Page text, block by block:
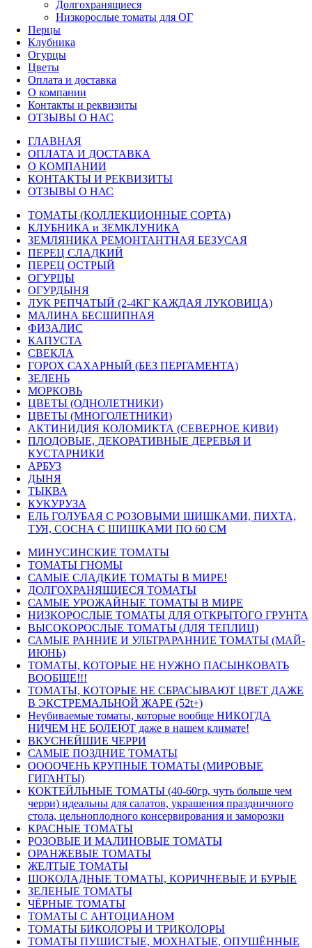
Долгохранящиеся
Низкорослые томаты для ОГ
Перцы
Клубника
Огурцы
Цветы
Оплата и доставка
О компании
Контакты и реквизиты
ОТЗЫВЫ О НАС
ГЛАВНАЯ
ОПЛАТА И ДОСТАВКА
О КОМПАНИИ
КОНТАКТЫ И РЕКВИЗИТЫ
ОТЗЫВЫ О НАС
ТОМАТЫ (КОЛЛЕКЦИОННЫЕ СОРТА)
КЛУБНИКА и ЗЕМКЛУНИКА
ЗЕМЛЯНИКА РЕМОНТАНТНАЯ БЕЗУСАЯ
ПЕРЕЦ СЛАДКИЙ
ПЕРЕЦ ОСТРЫЙ
ОГУРЦЫ
ОГУРДЫНЯ
ЛУК РЕПЧАТЫЙ (2-4КГ КАЖДАЯ ЛУКОВИЦА)
МАЛИНА БЕСШИПНАЯ
ФИЗАЛИС
КАПУСТА
СВЕКЛА
ГОРОХ САХАРНЫЙ (БЕЗ ПЕРГАМЕНТА)
ЗЕЛЕНЬ
МОРКОВЬ
ЦВЕТЫ (ОДНОЛЕТНИКИ)
ЦВЕТЫ (МНОГОЛЕТНИКИ)
АКТИНИДИЯ КОЛОМИКТА (СЕВЕРНОЕ КИВИ)
ПЛОДОВЫЕ, ДЕКОРАТИВНЫЕ ДЕРЕВЬЯ И
КУСТАРНИКИ
АРБУЗ
ДЫНЯ
ТЫКВА
КУКУРУЗА
ЕЛЬ ГОЛУБАЯ С РОЗОВЫМИ ШИШКАМИ, ПИХТА,
ТУЯ, СОСНА С ШИШКАМИ ПО 60 СМ
МИНУСИНСКИЕ ТОМАТЫ
ТОМАТЫ ГНОМЫ
САМЫЕ СЛАДКИЕ ТОМАТЫ В МИРЕ!
ДОЛГОХРАНЯЩИЕСЯ ТОМАТЫ
САМЫЕ УРОЖАЙНЫЕ ТОМАТЫ В МИРЕ
НИЗКОРОСЛЫЕ ТОМАТЫ ДЛЯ ОТКРЫТОГО ГРУНТА
ВЫСОКОРОСЛЫЕ ТОМАТЫ (ДЛЯ ТЕПЛИЦ)
САМЫЕ РАННИЕ И УЛЬТРАРАННИЕ ТОМАТЫ (МАЙ-
ИЮНЬ)
ТОМАТЫ, КОТОРЫЕ НЕ НУЖНО ПАСЫНКОВАТЬ
ВООБЩЕ!!!
ТОМАТЫ, КОТОРЫЕ НЕ СБРАСЫВАЮТ ЦВЕТ ДАЖЕ
В ЭКСТРЕМАЛЬНОЙ ЖАРЕ (52t+)
Неубиваемые томаты, которые вообще НИКОГДА
НИЧЕМ НЕ БОЛЕЮТ даже в нашем климате!
ВКУСНЕЙШИЕ ЧЕРРИ
САМЫЕ ПОЗДНИЕ ТОМАТЫ
ООООЧЕНЬ КРУПНЫЕ ТОМАТЫ (МИРОВЫЕ
ГИГАНТЫ)
КОКТЕЙЛЬНЫЕ ТОМАТЫ (40-60гр, чуть больше чем
черри) идеальны для салатов, украшения праздничного
стола, цельноплодного консервирования и заморозки
КРАСНЫЕ ТОМАТЫ
РОЗОВЫЕ И МАЛИНОВЫЕ ТОМАТЫ
ОРАНЖЕВЫЕ ТОМАТЫ
ЖЕЛТЫЕ ТОМАТЫ
ШОКОЛАДНЫЕ ТОМАТЫ, КОРИЧНЕВЫЕ И БУРЫЕ
ЗЕЛЕНЫЕ ТОМАТЫ
ЧЁРНЫЕ ТОМАТЫ
ТОМАТЫ С АНТОЦИАНОМ
ТОМАТЫ БИКОЛОРЫ И ТРИКОЛОРЫ
ТОМАТЫ ПУШИСТЫЕ, МОХНАТЫЕ, ОПУШЁННЫЕ